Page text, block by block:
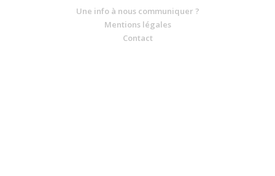
Une info à nous communiquer ?
Mentions légales
Contact